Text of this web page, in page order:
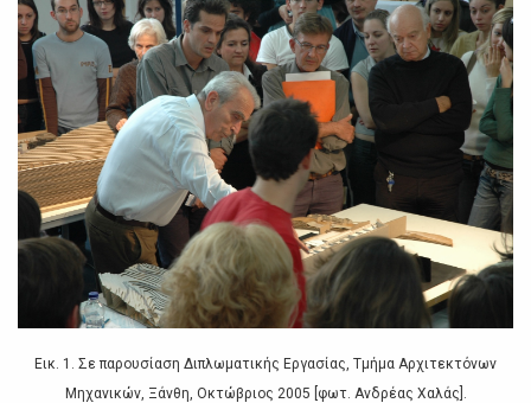
Εικ. 1. Σε παρουσίαση Διπλωματικής Εργασίας, Τμήμα Αρχιτεκτόνων
Μηχανικών, Ξάνθη, Οκτώβριος 2005 [φωτ. Ανδρέας Χαλάς].